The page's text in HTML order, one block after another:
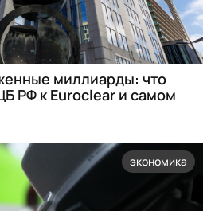
миллиарды: что
РФ к Euroclear и самом
экономика